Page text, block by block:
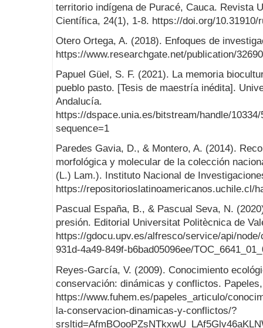
territorio indígena de Puracé, Cauca. Revista
Científica, 24(1), 1-8. https://doi.org/10.31910/
Otero Ortega, A. (2018). Enfoques de
https://www.researchgate.net/publication/
Papuel Güel, S. F. (2021). La memoria
pueblo pasto. [Tesis de maestría inédita].
Andalucía.
https://dspace.unia.es/bitstream/handle/10334/
sequence=1
Paredes Gavia, D., & Montero, A. (2014).
morfológica y molecular de la colección
(L.) Lam.). Instituto Nacional de
https://repositorioslatinoamericanos.uchile.cl/
Pascual España, B., & Pascual Seva, N.
presión. Editorial Universitat Politècnica de
https://gdocu.upv.es/alfresco/service/api/
931d-4a49-849f-b6bad05096ee/
Reyes-García, V. (2009). Conocimiento
conservación: dinámicas y conflictos.
https://www.fuhem.es/papeles_articulo/
la-conservacion-dinamicas-y-conflictos/?